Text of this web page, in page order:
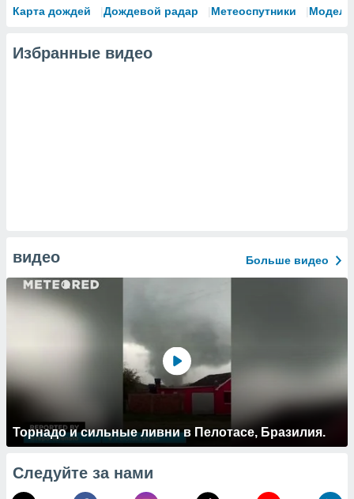
Карта дождей Дождевой радар Метеоспутники Модели
Избранные видео
видео Больше видео
Торнадо и сильные ливни в Пелотасе, Бразилия.
Следуйте за нами